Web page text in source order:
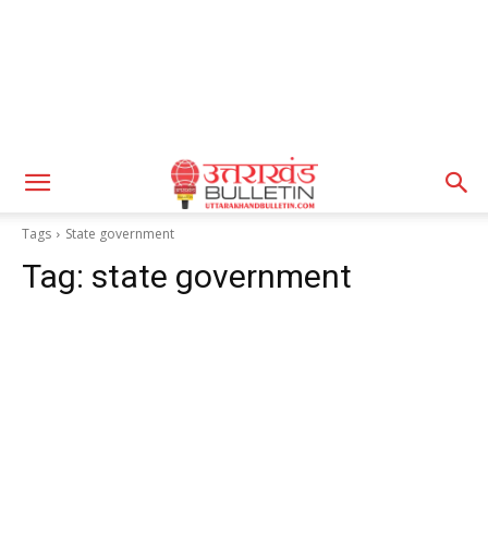
Tags State government
Tag: state government